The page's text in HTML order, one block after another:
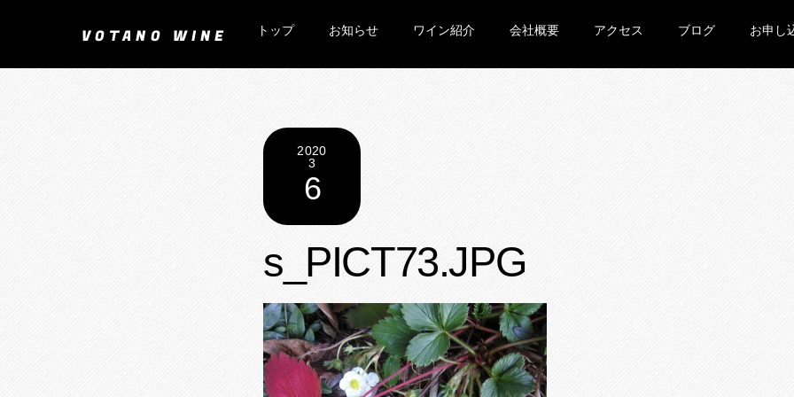
VOTANO WINE トップ お知らせ ワイン紹介 会社概要 アクセス ブログ お申し
2020
3
6
s_PICT73.JPG